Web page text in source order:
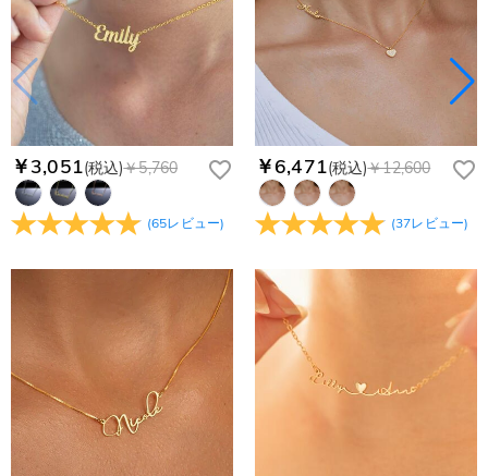
￥3,051(税込)￥5,760
(65レビュー)
￥6,471(税込)￥12,600
(37レビュー)